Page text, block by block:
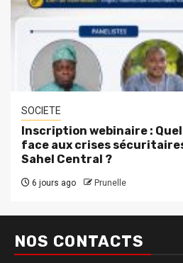
SOCIETE
Inscription webinaire :
face aux crises
Sahel Central ?
6 jours ago Prunelle
NOS CONTACTS